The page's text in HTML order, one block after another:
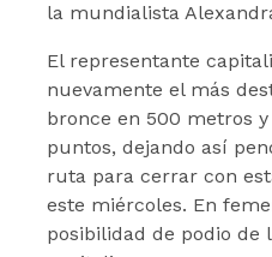
la mundialista
El representante
nuevamente el más
bronce en 500 metros
puntos, dejando así
ruta para cerrar con
este miércoles. En
posibilidad de podio de